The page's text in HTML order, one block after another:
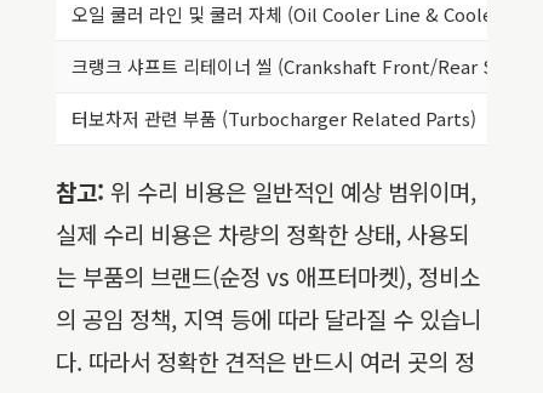
오일 쿨러 라인 및 쿨러 자체 (Oil Cooler Line & Cooler)
크랭크 샤프트 리테이너 씰 (Crankshaft Front/Rear Seal)
터보차저 관련 부품 (Turbocharger Related Parts)
참고: 위 수리 비용은 일반적인 예상 범위이며,
실제 수리 비용은 차량의 정확한 상태, 사용되
는 부품의 브랜드(순정 vs 애프터마켓), 정비소
의 공임 정책, 지역 등에 따라 달라질 수 있습니
다. 따라서 정확한 견적은 반드시 여러 곳의 정